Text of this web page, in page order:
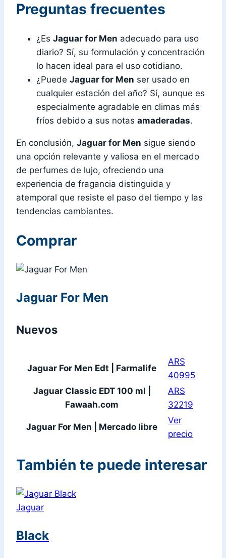
Preguntas frecuentes
¿Es Jaguar for Men adecuado para uso
diario? Sí, su formulación y concentración
lo hacen ideal para el uso cotidiano.
¿Puede Jaguar for Men ser usado en
cualquier estación del año? Sí, aunque es
especialmente agradable en climas más
fríos debido a sus notas amaderadas.
En conclusión, Jaguar for Men sigue siendo
una opción relevante y valiosa en el mercado
de perfumes de lujo, ofreciendo una
experiencia de fragancia distinguida y
atemporal que resiste el paso del tiempo y las
tendencias cambiantes.
Comprar
Jaguar For Men
Nuevos
Jaguar For Men Edt | Farmalife
ARS
40995
Jaguar Classic EDT 100 ml |
Fawaah.com
ARS
32219
Jaguar For Men | Mercado libre
Ver
precio
También te puede interesar
Jaguar
Black